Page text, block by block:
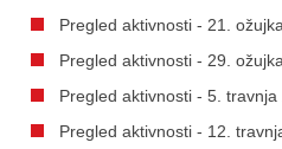
Pregled aktivnosti - 21.
Pregled aktivnosti - 29.
Pregled aktivnosti - 5. travnja
Pregled aktivnosti - 12.